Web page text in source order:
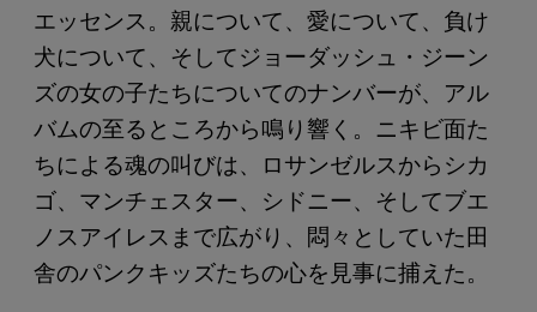
エッセンス。親について、愛について、負け
犬について、そしてジョーダッシュ・ジーン
ズの女の子たちについてのナンバーが、アル
バムの至るところから鳴り響く。ニキビ面た
ちによる魂の叫びは、ロサンゼルスからシカ
ゴ、マンチェスター、シドニー、そしてブエ
ノスアイレスまで広がり、悶々としていた田
舎のパンクキッズたちの心を見事に捕えた。